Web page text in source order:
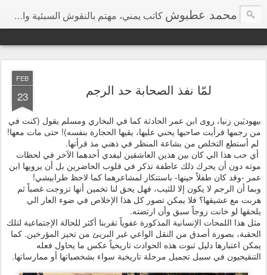
محمد عطبوش كاتب يمني، مهتم بالنقوش السبئية والمعتقدات الشعبية
FEB
23 لمّا نفذ الصحابة حد الرجم
بيهوديَين زنيا، روى ابن عمر الحادثة كما في البخاري ومسلم يقول (كنت في
من رجمها فرأيت صاحبها يحني عليها، يقيها الحجارة بنفسه)! حتى مات معها!
لم أستطع التخلص من بشاعة المنظر في ذهني مذ قرأتها.
أي حب هذا الي كان بين هذين العاشقين ليفدي أحدهما الآخر في لحظات
موته دون أن يحرك ذلك عاطفة تذكر في قلوب الحاضرين بل أن يرويها ابن
عمر -وقد كان طفلاً حينها- باستنكار لمشاعرهما كما لاحظ طرابيشي!
وبما أن الرجم لا يكون إلا للثيب، فهل يحق لنا تخمين أنها تزوجت غصباً ثم
هربت مع عشيقها؟ فلا يمكن تصور كل هذا الإخلاص في ضوء العار الي
يلحقها لو خانت زوجاً سبق وأن ارتضته.
مثل هذا اللمحات الإنسانية المذكورة عفوياً تقربنا أكثر للحالة الإجتماعية لتلك
الحقبة، بصورة أصدق من النقل الواعي غير البريئ من تحيز المؤرخين. كما
يمكن اعتبارها دليل ثبوت هذه الحوادث تاريخياً عكس ما يحاول فعله
التنقيحيون في سبيل تجميل مرحلة تاريخية سواء بشخصياتها أو ممارساتها.